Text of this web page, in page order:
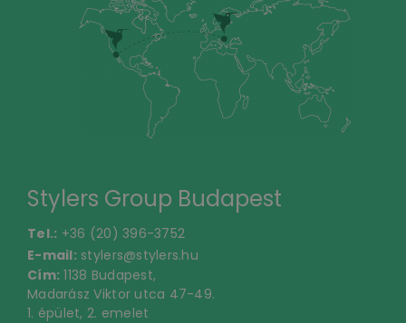
Stylers Group Budapest
Tel.: +36 (20) 396-3752
E-mail: stylers@stylers.hu
Cím: 1138 Budapest,
Madarász Viktor utca 47-49.
1. épület, 2. emelet